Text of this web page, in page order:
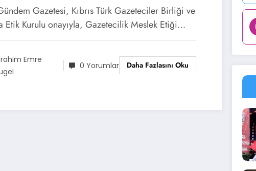
Gazetesi, Kıbrıs Türk Gazeteciler Birliği ve
Etik Kurulu onayıyla, Gazetecilik Meslek Etiği…
Emre
0 Yorumlar Daha Fazlasını Oku